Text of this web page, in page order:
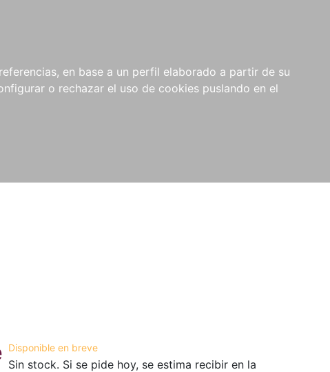
en base a un perfil elaborado a partir de su
o rechazar el uso de cookies puslando en el
NOVEDADES NOTICIAS
COMPRAS
INSTITUCIONALES
Disponible en breve
Sin stock. Si se pide hoy, se estima recibir en la